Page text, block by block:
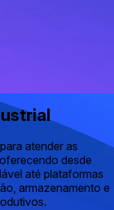
atender as
desde
até plataformas
armazenamento e